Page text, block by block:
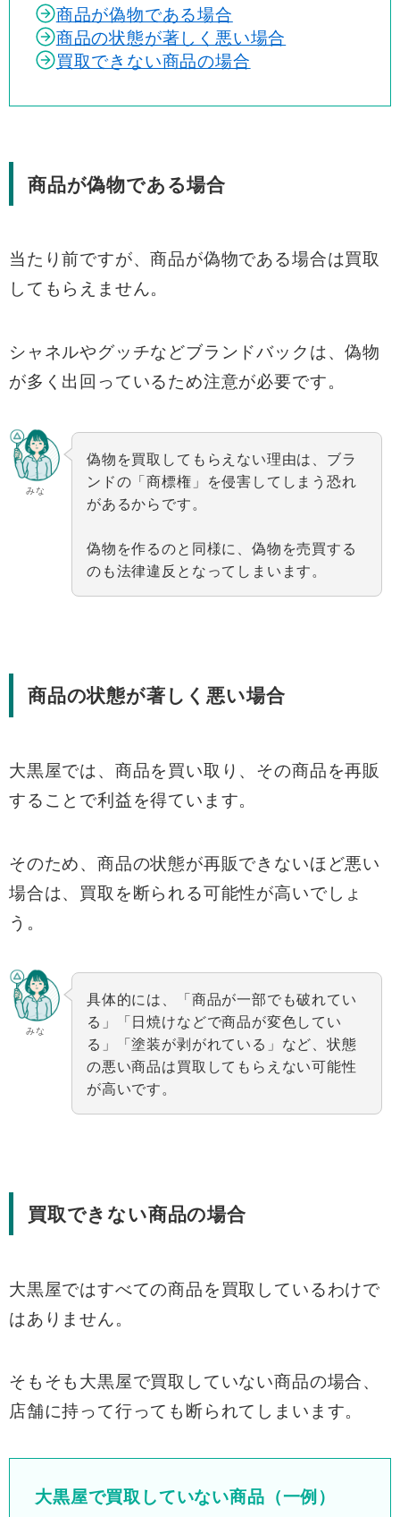
商品が偽物である場合
商品の状態が著しく悪い場合
買取できない商品の場合
商品が偽物である場合
当たり前ですが、商品が偽物である場合は買取
してもらえません。
シャネルやグッチなどブランドバックは、偽物
が多く出回っているため注意が必要です。
みな
偽物を買取してもらえない理由は、ブラ
ンドの「商標権」を侵害してしまう恐れ
があるからです。
偽物を作るのと同様に、偽物を売買する
のも法律違反となってしまいます。
商品の状態が著しく悪い場合
大黒屋では、商品を買い取り、その商品を再販
することで利益を得ています。
そのため、商品の状態が再販できないほど悪い
場合は、買取を断られる可能性が高いでしょ
う。
みな
具体的には、「商品が一部でも破れてい
る」「日焼けなどで商品が変色してい
る」「塗装が剥がれている」など、状態
の悪い商品は買取してもらえない可能性
が高いです。
買取できない商品の場合
大黒屋ではすべての商品を買取しているわけで
はありません。
そもそも大黒屋で買取していない商品の場合、
店舗に持って行っても断られてしまいます。
大黒屋で買取していない商品（一例）